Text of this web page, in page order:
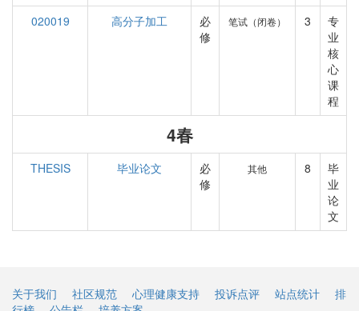
020019
高分子加工
必
修
笔试（闭卷） 3
专
业
核
心
课
程
4春
THESIS 毕业论文
必
修
其他 8
毕
业
论
文
关于我们 社区规范 心理健康支持 投诉点评 站点统计
排